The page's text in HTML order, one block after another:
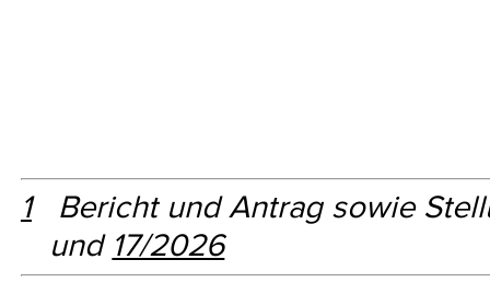
1Bericht und Antrag sowie
und 17/2026